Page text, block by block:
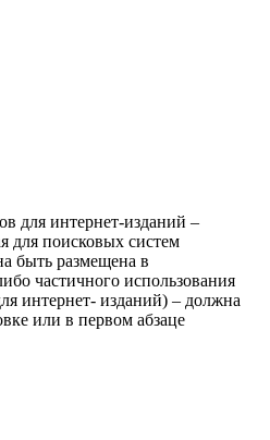
для интернет-изданий –
для поисковых систем
быть размещена в
частичного использования
интернет- изданий) – должна
или в первом абзаце